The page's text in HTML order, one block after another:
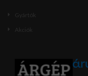
Gyártók
Akciók